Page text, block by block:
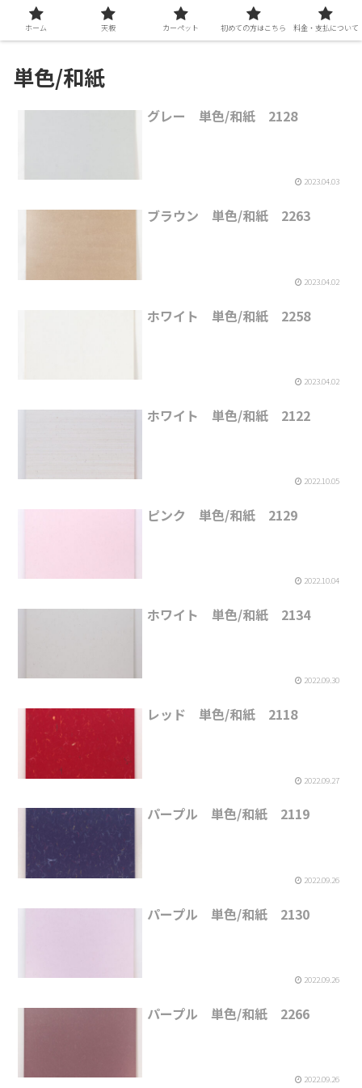
単色/和紙
グレー 単色/和紙 2128
2023.04.03
ブラウン 単色/和紙 2263
2023.04.02
ホワイト 単色/和紙 2258
2023.04.02
ホワイト 単色/和紙 2122
2022.10.05
ピンク 単色/和紙 2129
2022.10.04
ホワイト 単色/和紙 2134
2022.09.30
レッド 単色/和紙 2118
2022.09.27
パープル 単色/和紙 2119
2022.09.26
パープル 単色/和紙 2130
2022.09.26
パープル 単色/和紙 2266
2022.09.26
ホーム 天板 カーペット 初めての方はこちら 料金・支払について